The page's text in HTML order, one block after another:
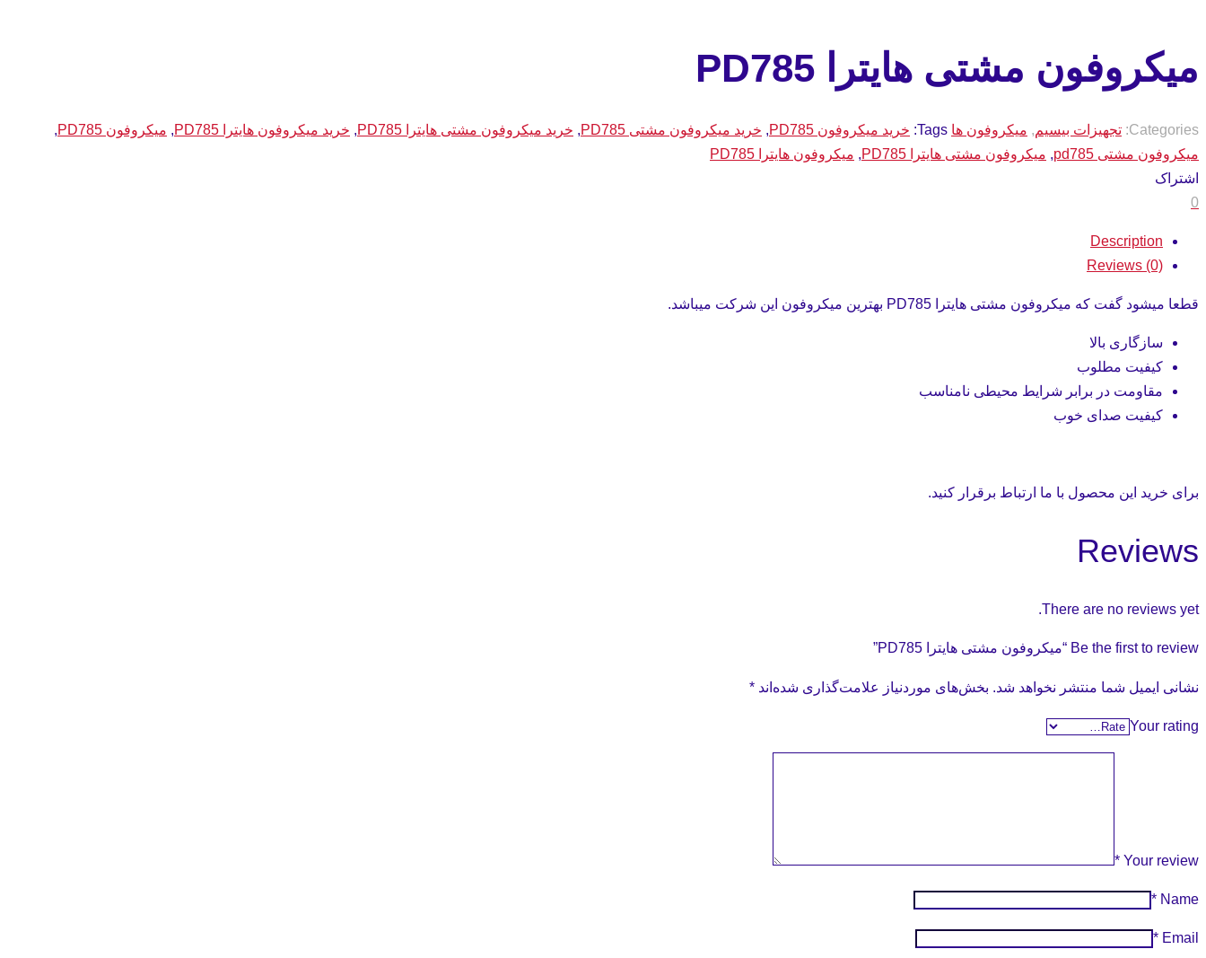
میکروفون مشتی هایترا PD785
Categories: تجهیزات بیسیم, میکروفون ها Tags: خرید میکروفون PD785 , خرید میکروفون مشتی PD785 , خرید میکروفون مشتی هایترا PD785 , خرید میکروفون هایترا PD785 , میکروفون PD785
,
میکروفون مشتی pd785
, میکروفون مشتی هایترا PD785 , میکروفون هایترا PD785
اشتراک
0
Description
Reviews (0)
قطعا میشود گفت که میکروفون مشتی هایترا PD785 بهترین میکروفون این شرکت میباشد.
سازگاری بالا
کیفیت مطلوب
مقاومت در برابر شرایط محیطی نامناسب
کیفیت صدای خوب
برای خرید این محصول با ما ارتباط برقرار کنید.
Reviews
There are no reviews yet.
Be the first to review “میکروفون مشتی هایترا PD785”
نشانی ایمیل شما منتشر نخواهد شد. بخش‌های موردنیاز علامت‌گذاری شده‌اند *
Your rating
Your review
*
Name
*
Email
*